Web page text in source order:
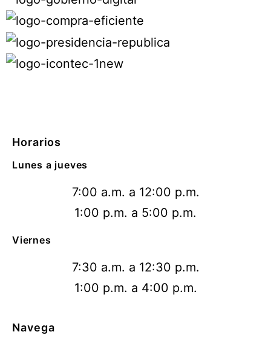
Horarios
Lunes a jueves
7:00 a.m. a 12:00 p.m.
1:00 p.m. a 5:00 p.m.
Viernes
7:30 a.m. a 12:30 p.m.
1:00 p.m. a 4:00 p.m.
Navega